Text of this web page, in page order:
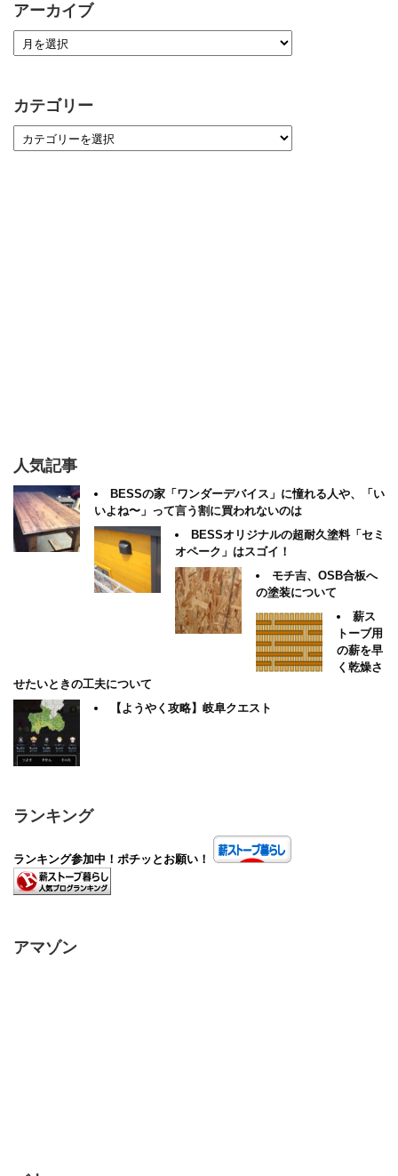
アーカイブ
カテゴリー
人気記事
BESSの家「ワンダーデバイス」に憧れる人や、「い
いよね〜」って言う割に買われないのは
BESSオリジナルの超耐久塗料「セミ
オペーク」はスゴイ！
モチ吉、OSB合板へ
の塗装について
薪ス
トーブ用
の薪を早
く乾燥さ
せたいときの工夫について
【ようやく攻略】岐阜クエスト
ランキング
ランキング参加中！ポチッとお願い！
アマゾン